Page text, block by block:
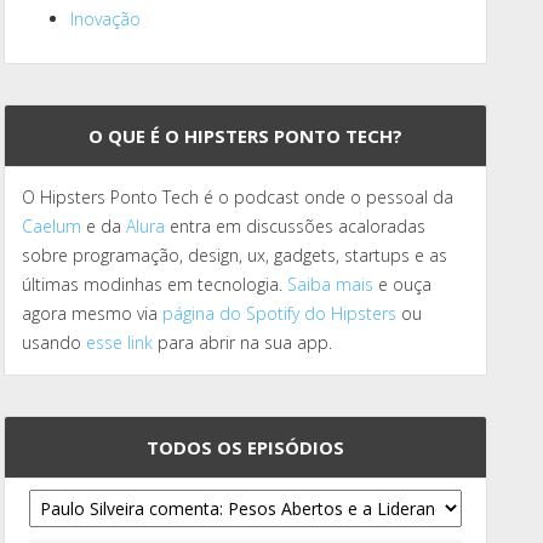
Inovação
O QUE É O HIPSTERS PONTO TECH?
O Hipsters Ponto Tech é o podcast onde o pessoal da
Caelum e daAlura entra em discussões acaloradas
sobre programação, design, ux, gadgets, startups e as
últimas modinhas em tecnologia. Saiba mais e ouça
agora mesmo via página do Spotify do Hipsters ou
usando esse link para abrir na sua app.
TODOS OS EPISÓDIOS